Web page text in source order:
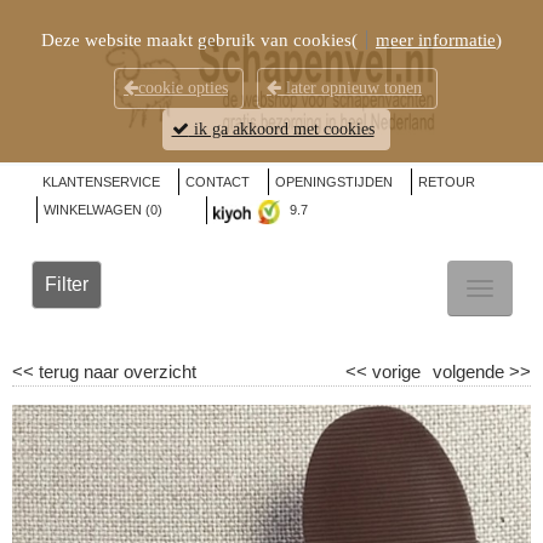
KLANTENSERVICE CONTACT OPENINGSTIJDEN
RETOUR
WINKELWAGEN (0) 9.7
Filter
<< terug naar overzicht volgende >>
<< vorige
Deze website maakt gebruik van cookies( meer informatie)
cookie opties later opnieuw tonen
ik ga akkoord met cookies